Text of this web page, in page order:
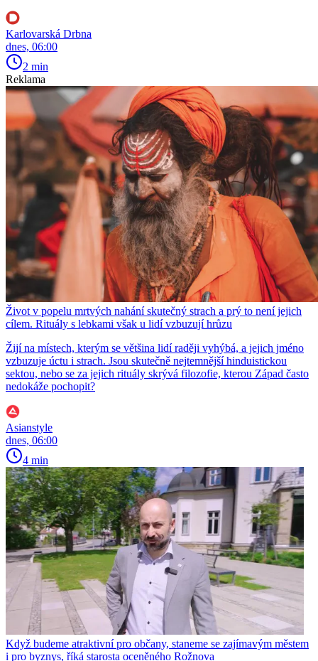
Karlovarská Drbna
dnes, 06:00
2 min
Reklama
Život v popelu mrtvých nahání skutečný strach a prý to není jejich
cílem. Rituály s lebkami však u lidí vzbuzují hrůzu
Žijí na místech, kterým se většina lidí raději vyhýbá, a jejich jméno
vzbuzuje úctu i strach. Jsou skutečně nejtemnější hinduistickou
sektou, nebo se za jejich rituály skrývá filozofie, kterou Západ často
nedokáže pochopit?
Asianstyle
dnes, 06:00
4 min
Když budeme atraktivní pro občany, staneme se zajímavým městem
i pro byznys, říká starosta oceněného Rožnova